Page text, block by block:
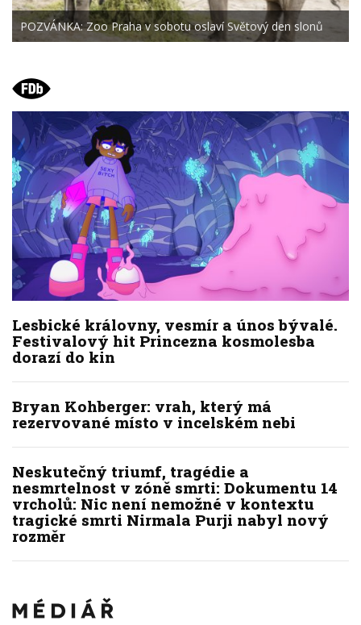
POZVÁNKA: Zoo Praha v sobotu oslaví Světový den slonů
Lesbické královny, vesmír a únos bývalé.
Festivalový hit Princezna kosmolesba
dorazí do kin
Bryan Kohberger: vrah, který má
rezervované místo v incelském nebi
Neskutečný triumf, tragédie a
nesmrtelnost v zóně smrti: Dokumentu 14
vrcholů: Nic není nemožné v kontextu
tragické smrti Nirmala Purji nabyl nový
rozměr